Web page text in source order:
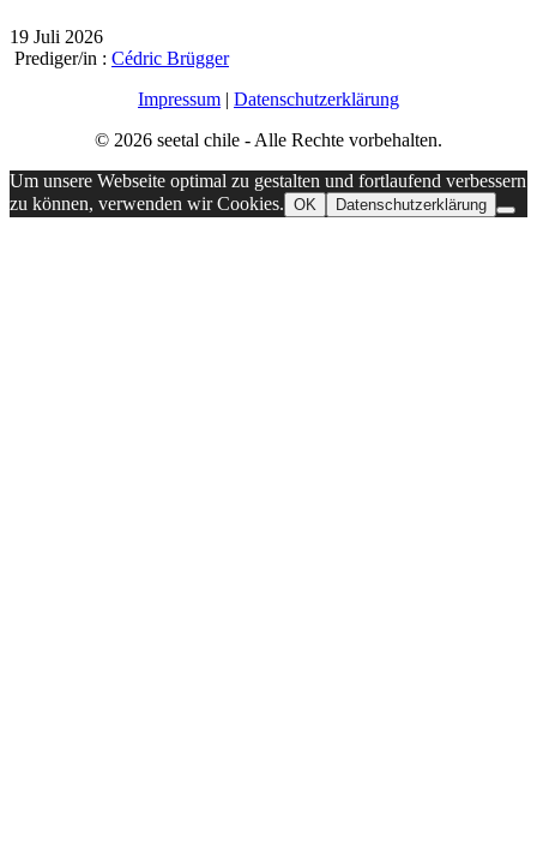
19 Juli 2026
Prediger/in : Cédric Brügger
Impressum | Datenschutzerklärung
© 2026 seetal chile - Alle Rechte vorbehalten.
Um unsere Webseite optimal zu gestalten und fortlaufend verbessern
zu können, verwenden wir Cookies. OK Datenschutzerklärung